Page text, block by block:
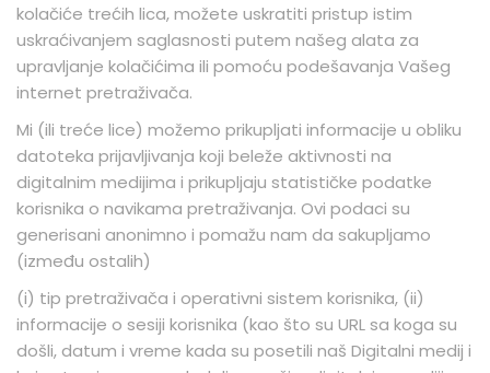
kolačiće trećih lica, možete uskratiti pristup istim
uskraćivanjem saglasnosti putem našeg alata za
upravljanje kolačićima ili pomoću podešavanja Vašeg
internet pretraživača.
Mi (ili treće lice) možemo prikupljati informacije u obliku
datoteka prijavljivanja koji beleže aktivnosti na
digitalnim medijima i prikupljaju statističke podatke
korisnika o navikama pretraživanja. Ovi podaci su
generisani anonimno i pomažu nam da sakupljamo
(između ostalih)
(i) tip pretraživača i operativni sistem korisnika, (ii)
informacije o sesiji korisnika (kao što su URL sa koga su
došli, datum i vreme kada su posetili naš Digitalni medij i